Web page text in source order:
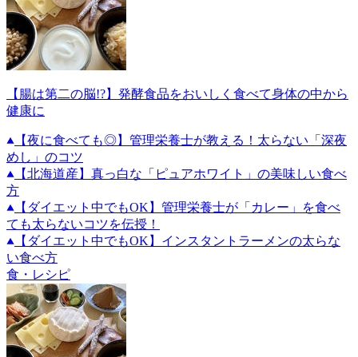
【腸は第二の脳!?】発酵食品をおいしく食べて身体の中から
健康に
【夜に食べても◎】管理栄養士が教える！太らない「深夜
めし」のコツ
【北海道産】真っ白な「ピュアホワイト」の美味しい食べ
方
【ダイエット中でもOK】管理栄養士が「カレー」を食べ
ても太らないコツを伝授！
【ダイエット中でもOK】インスタントラーメンの太らな
い食べ方
食・レシピ